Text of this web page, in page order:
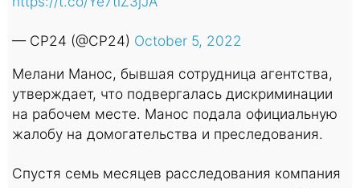
— CP24 (@CP24) October 5, 2022
Мелани Манос, бывшая сотрудница агентства,
утверждает, что подвергалась дискриминации
на рабочем месте. Манос подала официальную
жалобу на домогательства и преследования.
Спустя семь месяцев расследования компания